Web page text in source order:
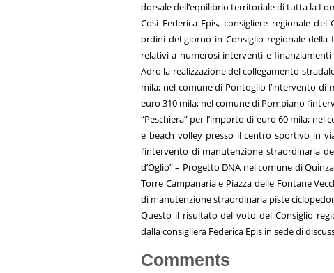
dorsale dell’equilibrio territoriale di tutta la
Così Federica Epis, consigliere regionale
ordini del giorno in Consiglio regionale della
relativi a numerosi interventi e
Adro la realizzazione del collegamento
mila; nel comune di Pontoglio l’intervento di
euro 310 mila; nel comune di Pompiano
“Peschiera” per l’importo di euro 60 mila;
e beach volley presso il centro sportivo in
l’intervento di manutenzione straordinaria
d’Oglio” – Progetto DNA nel comune di
Torre Campanaria e Piazza delle Fontane
di manutenzione straordinaria piste
Questo il risultato del voto del Consiglio
dalla consigliera Federica Epis in sede di
Comments